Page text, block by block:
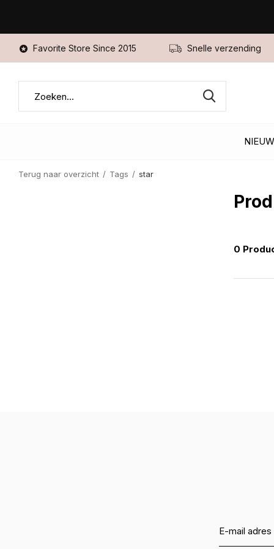
NIEUW
Favorite Store Since 2015 Snelle verzending
Terug naar overzicht Tags star
0